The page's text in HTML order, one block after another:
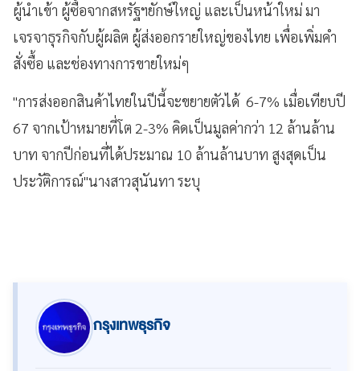
ผู้นำเข้า ผู้ซื้อจากสหรัฐฯยักษ์ใหญ่ และเป็นหน้าใหม่ มา
เจรจาธุรกิจกับผู้ผลิต ผู้ส่งออกรายใหญ่ของไทย เพื่อเพิ่มคำ
สั่งซื้อ และช่องทางการขายใหม่ๆ
"การส่งออกสินค้าไทยในปีนี้จะขยายตัวได้ 6-7% เมื่อเทียบปี
67 จากเป้าหมายที่โต 2-3% คิดเป็นมูลค่ากว่า 12 ล้านล้าน
บาท จากปีก่อนที่ได้ประมาณ 10 ล้านล้านบาท สูงสุดเป็น
ประวัติการณ์"นางสาวสุนันทา ระบุ
กรุงเทพธุรกิจ